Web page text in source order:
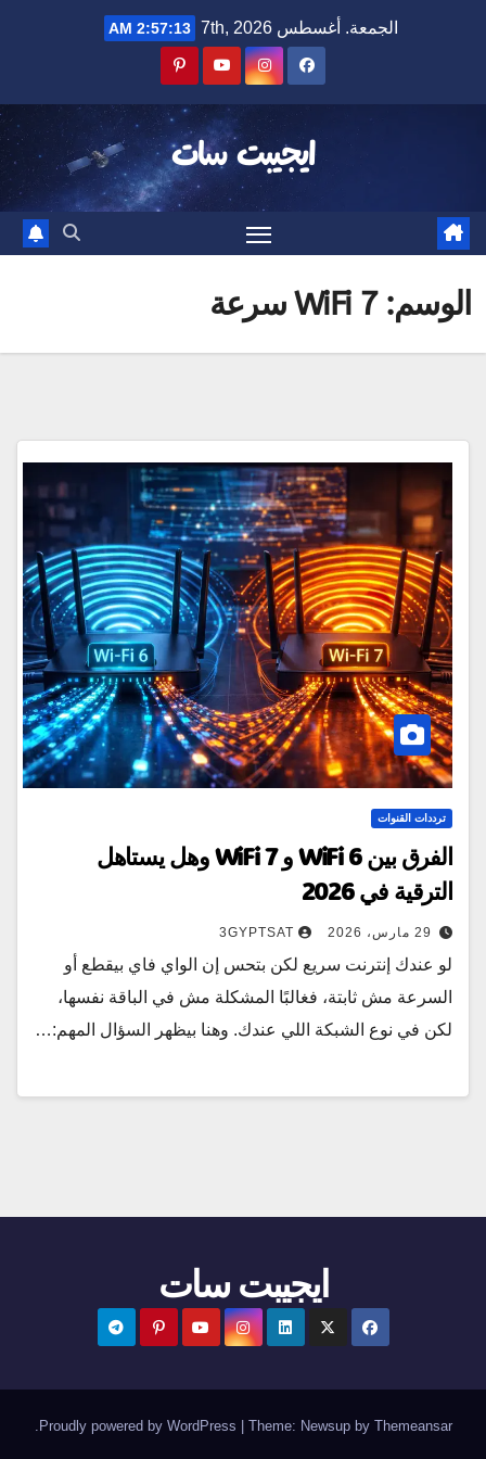
الجمعة. أغسطس 7th, 2026 2:57:13 AM
ايجيبت سات
الوسم:WiFi 7 سرعة
ترددات القنوات
الفرق بين WiFi 6 و WiFi 7 وهل يستاهل
الترقية في 2026
29 مارس، 2026 3GYPTSAT
لو عندك إنترنت سريع لكن بتحس إن الواي فاي بيقطع أو
السرعة مش ثابتة، فغالبًا المشكلة مش في الباقة نفسها،
لكن في نوع الشبكة اللي عندك. وهنا بيظهر السؤال المهم:…
ايجيبت سات
Proudly powered by WordPress Theme: Newsupby Themeansar